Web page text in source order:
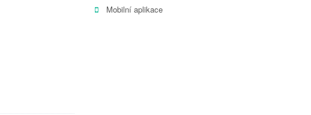
Mobilní aplikace